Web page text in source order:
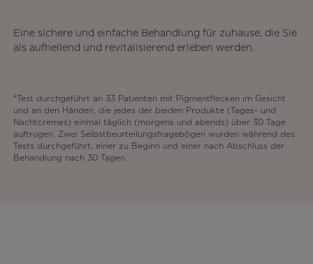
Eine sichere und einfache Behandlung für zuhause, die Sie
als aufhellend und revitalisierend erleben werden.
*Test durchgeführt an 33 Patienten mit Pigmentflecken im Gesicht
und an den Händen, die jedes der beiden Produkte (Tages- und
Nachtcremes) einmal täglich (morgens und abends) über 30 Tage
auftrugen. Zwei Selbstbeurteilungsfragebögen wurden während des
Tests durchgeführt, einer zu Beginn und einer nach Abschluss der
Behandlung nach 30 Tagen.